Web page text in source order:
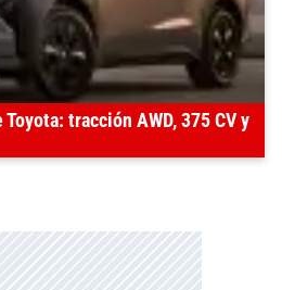
tracción AWD, 375 CV y